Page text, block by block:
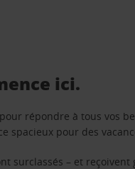
ici.
répondre à tous vos
spacieux pour des
surclassés – et